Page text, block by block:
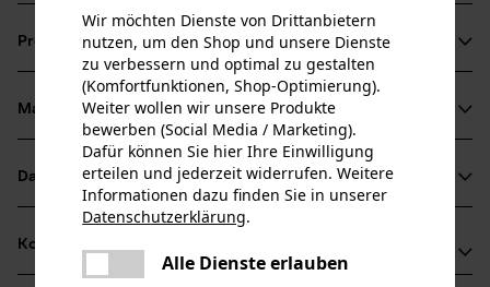
Auch bei Regenwetter beste Verständigung dank
wasserdichtem Mikrofon (IP68)
Der Gehörschutz mit Headset hat eine Bluetooth
Multipoint-Schnittstelle
Produktinformationen
Produktdetails
Aktivitätstyp
Schützen, Aufenthalt in lauter Umgebung
Altersgruppe
Material & Pflege
Material
Details Polsterung
Datenblätter
Produktsicherheitsdatenblatt (PDF)
Baumusterprüfung (PDF)
Kompatibilität
Wir möchten Dienste von Drittanbietern
nutzen, um den Shop und unsere Dienste
zu verbessern und optimal zu gestalten
(Komfortfunktionen, Shop-Optimierung).
Weiter wollen wir unsere Produkte
bewerben (Social Media / Marketing).
Dafür können Sie hier Ihre Einwilligung
erteilen und jederzeit widerrufen. Weitere
Informationen dazu finden Sie in unserer
Datenschutzerklärung.
Alle Dienste erlauben
Es ist ein Fehler aufgetreten. Bitte